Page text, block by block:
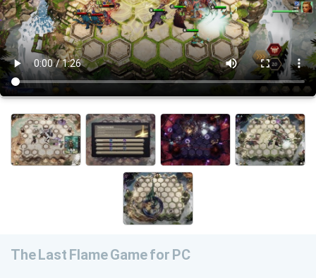
The Last Flame Game for PC